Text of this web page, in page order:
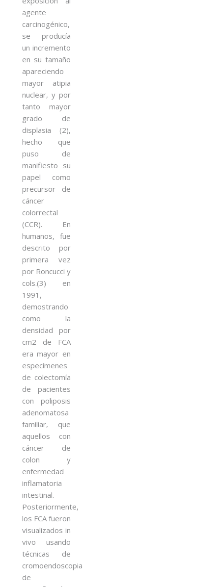
agente
carcinogénico,
se producía
un incremento
en su tamaño
apareciendo
mayor atipia
nuclear, y por
tanto mayor
grado de
displasia (2),
hecho que
puso de
manifiesto su
papel como
precursor de
cáncer
colorrectal
(CCR). En
humanos, fue
descrito por
primera vez
por Roncucci y
cols.(3) en
1991,
demostrando
como la
densidad por
cm2 de FCA
era mayor en
especímenes
de colectomía
de pacientes
con poliposis
adenomatosa
familiar, que
aquellos con
cáncer de
colon y
enfermedad
inflamatoria
intestinal.
Posteriormente,
los FCA fueron
visualizados in
vivo usando
técnicas de
cromoendoscopia
de